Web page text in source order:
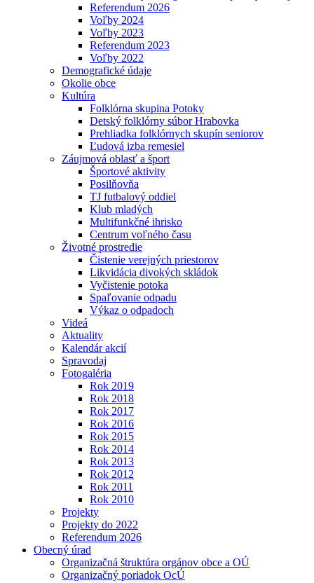
Referendum 2026
Voľby 2024
Voľby 2023
Referendum 2023
Voľby 2022
Demografické údaje
Okolie obce
Kultúra
Folklórna skupina Potoky
Detský folklórny súbor Hrabovka
Prehliadka folklórnych skupín seniorov
Ľudová izba remesiel
Záujmová oblasť a šport
Športové aktivity
Posilňovňa
TJ futbalový oddiel
Klub mladých
Multifunkčné ihrisko
Centrum voľného času
Životné prostredie
Čistenie verejných priestorov
Likvidácia divokých skládok
Vyčistenie potoka
Spaľovanie odpadu
Výkaz o odpadoch
Videá
Aktuality
Kalendár akcií
Spravodaj
Fotogaléria
Rok 2019
Rok 2018
Rok 2017
Rok 2016
Rok 2015
Rok 2014
Rok 2013
Rok 2012
Rok 2011
Rok 2010
Projekty
Projekty do 2022
Referendum 2026
Obecný úrad
Organizačná štruktúra orgánov obce a OÚ
Organizačný poriadok OcÚ